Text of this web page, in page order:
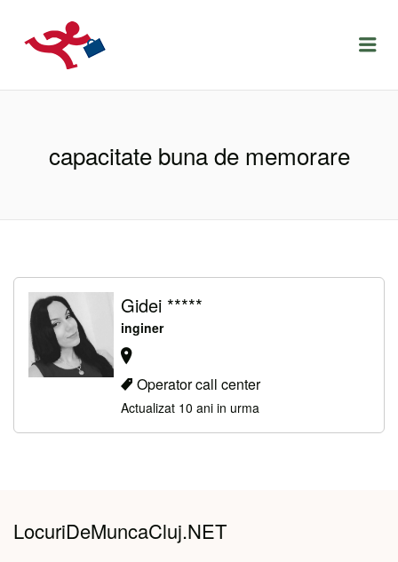
LOCURIDEMUNCACLUJ.NET
capacitate buna de memorare
Gidei *****
inginer
Operator call center
Actualizat 10 ani in urma
LocuriDeMuncaCluj.NET